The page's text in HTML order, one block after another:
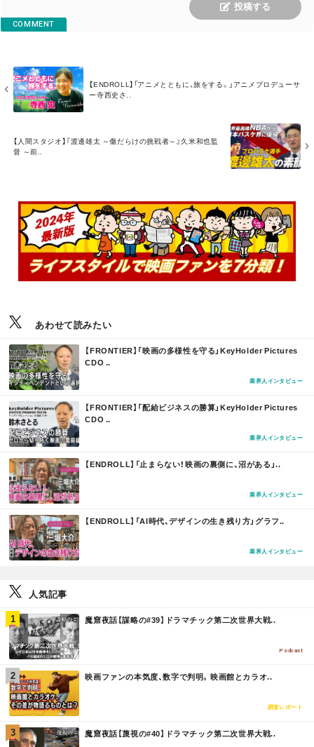
COMMENT
投稿する
【ENDROLL】「アニメとともに、旅をする。」アニメプロデューサ
ー寺西史さ..
M
O
R
E
【人間スタジオ】『渡邊雄太 ～傷だらけの挑戦者～』久米和也監
督 ～前..
O
R
あわせて読みたい
【FRONTIER】「映画の多様性を守る」KeyHolder Pictures
CDO ..
業界人インタビュー
【FRONTIER】「配給ビジネスの勝算」KeyHolder Pictures
CDO ..
業界人インタビュー
【ENDROLL】「止まらない！映画の裏側に、沼がある」..
業界人インタビュー
【ENDROLL】「AI時代、デザインの生き残り方」グラフ..
業界人インタビュー
人気記事
魔窟夜話【謀略の#39】ドラマチック第二次世界大戦..
Podcast
M
O
映画ファンの本気度、数字で判明。映画館とカラオ..
調査レポート
M
O
魔窟夜話【蔑視の#40】ドラマチック第二次世界大戦..
M
O